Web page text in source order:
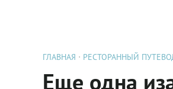
ГЛАВНАЯ РЕСТОРАННЫЙ
Еще одна